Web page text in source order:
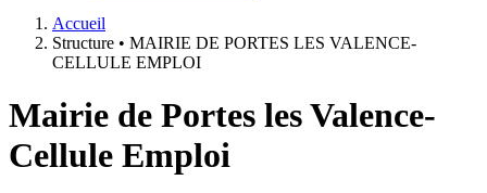
Accueil
Structure • MAIRIE DE PORTES LES VALENCE-
CELLULE EMPLOI
Mairie de Portes les Valence-
Cellule Emploi